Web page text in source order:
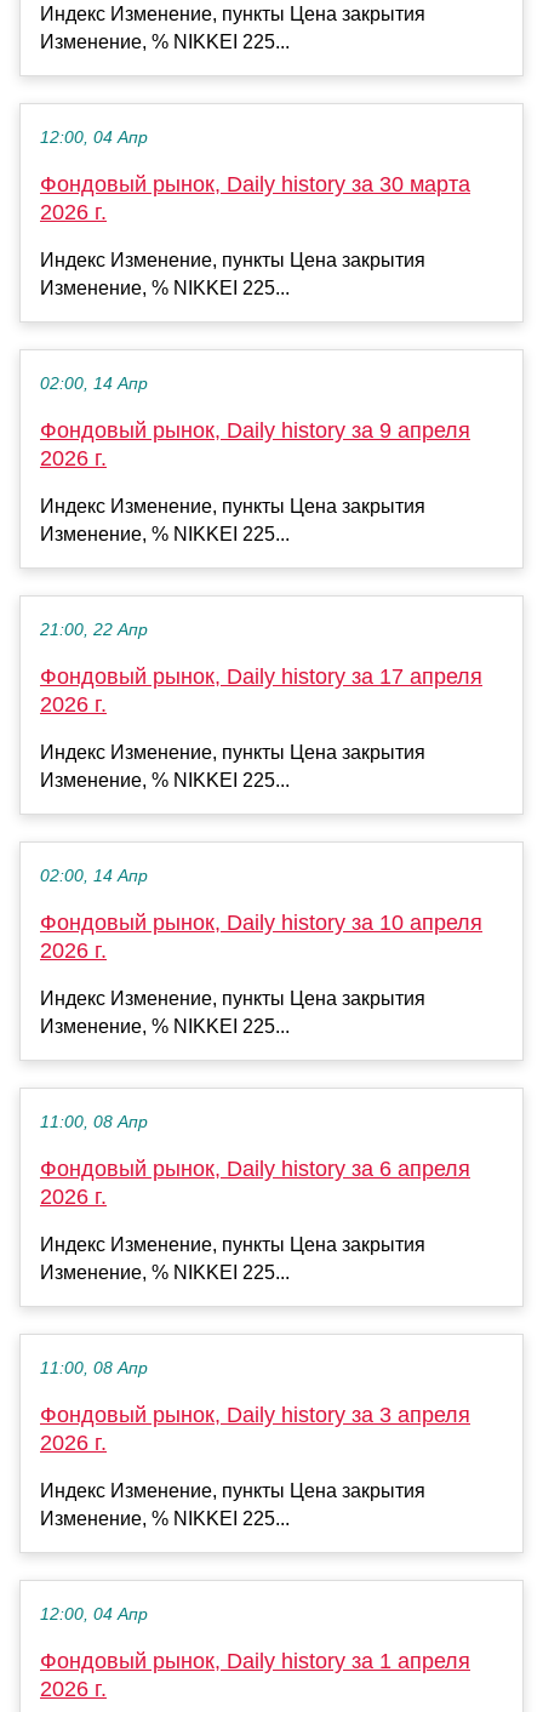
Индекс Изменение, пункты Цена закрытия
Изменение, % NIKKEI 225...
12:00, 04 Апр
Фондовый рынок, Daily history за 30 марта
2026 г.
Индекс Изменение, пункты Цена закрытия
Изменение, % NIKKEI 225...
02:00, 14 Апр
Фондовый рынок, Daily history за 9 апреля
2026 г.
Индекс Изменение, пункты Цена закрытия
Изменение, % NIKKEI 225...
21:00, 22 Апр
Фондовый рынок, Daily history за 17 апреля
2026 г.
Индекс Изменение, пункты Цена закрытия
Изменение, % NIKKEI 225...
02:00, 14 Апр
Фондовый рынок, Daily history за 10 апреля
2026 г.
Индекс Изменение, пункты Цена закрытия
Изменение, % NIKKEI 225...
11:00, 08 Апр
Фондовый рынок, Daily history за 6 апреля
2026 г.
Индекс Изменение, пункты Цена закрытия
Изменение, % NIKKEI 225...
11:00, 08 Апр
Фондовый рынок, Daily history за 3 апреля
2026 г.
Индекс Изменение, пункты Цена закрытия
Изменение, % NIKKEI 225...
12:00, 04 Апр
Фондовый рынок, Daily history за 1 апреля
2026 г.